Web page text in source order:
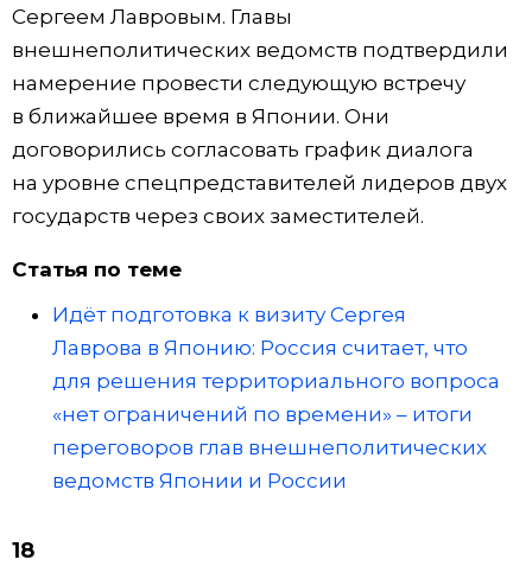
Сергеем Лавровым. Главы
внешнеполитических ведомств подтвердили
намерение провести следующую встречу
в ближайшее время в Японии. Они
договорились согласовать график диалога
на уровне спецпредставителей лидеров двух
государств через своих заместителей.
Статья по теме
Идёт подготовка к визиту Сергея
Лаврова в Японию: Россия считает, что
для решения территориального вопроса
«нет ограничений по времени» – итоги
переговоров глав внешнеполитических
ведомств Японии и России
18